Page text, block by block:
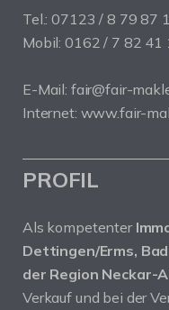
Tel.: 07123 / 8 79 87
Mobil: 0162 / 7 82 41
E-Mail: fair@fair-
Internet: www.fair-
PROFIL
Als kompetenter
Dettingen/Erms,
der Region Neckar-
Verkauf und bei der